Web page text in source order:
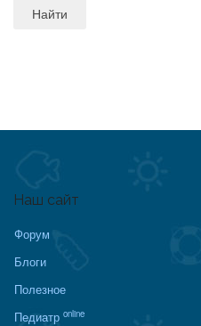
Наш сайт
Форум
Блоги
Полезное
Педиатр online